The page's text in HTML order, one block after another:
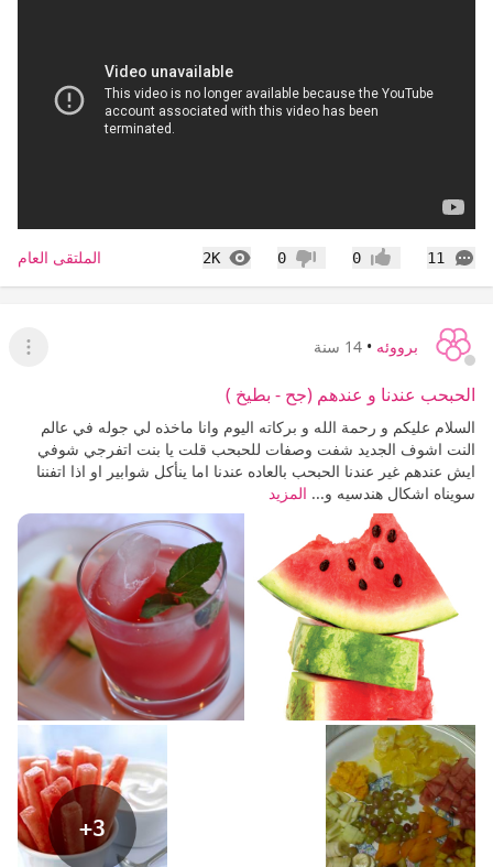
11
التعليقات إعجاب0 عدم إعجاب
0
2K
المشاهدات الملتقى العام
برووئه • 14 سنة
عرض
الحبحب عندنا و عندهم (جح - بطيخ )
السلام عليكم و رحمة الله و بركاته اليوم وانا ماخذه لي جوله في عالم
النت اشوف الجديد شفت وصفات للحبحب قلت يا بنت اتفرجي شوفي
ايش عندهم غير عندنا الحبحب بالعاده عندنا اما ينأكل شوابير او اذا اتفننا
سويناه اشكال هندسيه و... المزيد
+3